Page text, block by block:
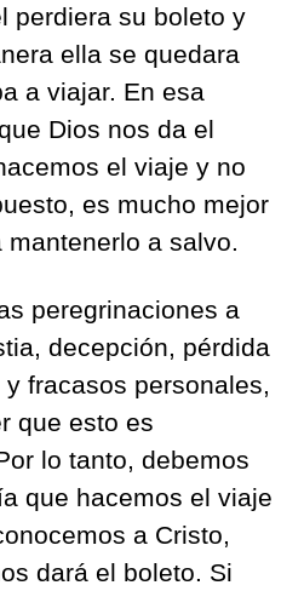
perdiera su boleto y
ella se quedara
a viajar. En esa
Dios nos da el
el viaje y no
es mucho mejor
a salvo.
peregrinaciones a
decepción, pérdida
fracasos personales,
que esto es
lo tanto, debemos
que hacemos el viaje
a Cristo,
dará el boleto. Si